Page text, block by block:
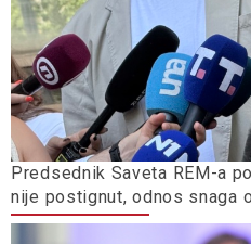
Predsednik Saveta REM-a
nije postignut, odnos snaga